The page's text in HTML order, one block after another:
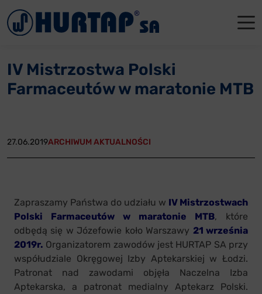
IV Mistrzostwa Polski
Farmaceutów w maratonie MTB
27.06.2019ARCHIWUM AKTUALNOŚCI
Zapraszamy Państwa do udziału w IV Mistrzostwach
Polski Farmaceutów w maratonie MTB, które
odbędą się w Józefowie koło Warszawy 21 września
2019r. Organizatorem zawodów jest HURTAP SA przy
współudziale Okręgowej Izby Aptekarskiej w Łodzi.
Patronat nad zawodami objęła Naczelna Izba
Aptekarska, a patronat medialny Aptekarz Polski.
Menu
Aktualności
Reklamacje
Kontakt